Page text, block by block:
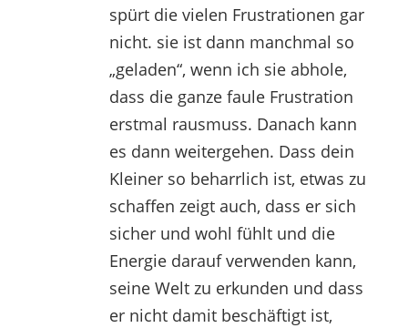
spürt die vielen Frustrationen gar
nicht. sie ist dann manchmal so
„geladen“, wenn ich sie abhole,
dass die ganze faule Frustration
erstmal rausmuss. Danach kann
es dann weitergehen. Dass dein
Kleiner so beharrlich ist, etwas zu
schaffen zeigt auch, dass er sich
sicher und wohl fühlt und die
Energie darauf verwenden kann,
seine Welt zu erkunden und dass
er nicht damit beschäftigt ist,